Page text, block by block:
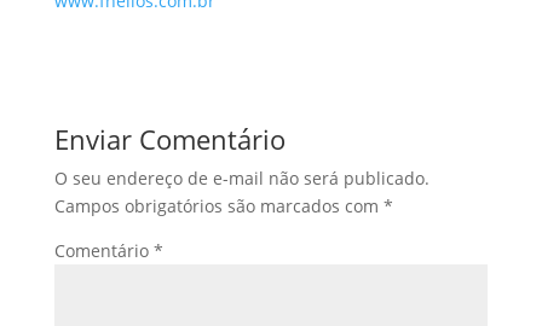
Enviar Comentário
O seu endereço de e-mail não será publicado.
Campos obrigatórios são marcados com *
Comentário *